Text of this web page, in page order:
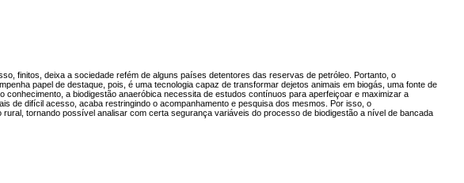
finitos, deixa a sociedade refém de alguns países detentores das reservas de petróleo. Portanto, o
papel de destaque, pois, é uma tecnologia capaz de transformar dejetos animais em biogás, uma fonte de
a biodigestão anaeróbica necessita de estudos contínuos para aperfeiçoar e maximizar a
de difícil acesso, acaba restringindo o acompanhamento e pesquisa dos mesmos. Por isso, o
tornando possível analisar com certa segurança variáveis do processo de biodigestão a nível de bancada